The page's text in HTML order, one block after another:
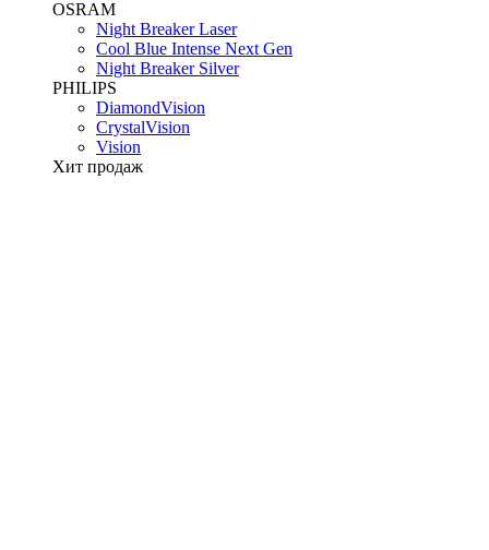
OSRAM
Night Breaker Laser
Cool Blue Intense Next Gen
Night Breaker Silver
PHILIPS
DiamondVision
CrystalVision
Vision
Хит продаж